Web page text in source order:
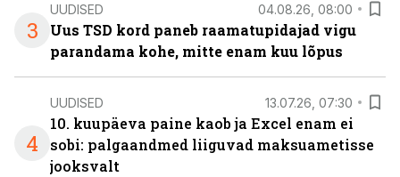
3
UUDISED 04.08.26, 08:00
Uus TSD kord paneb raamatupidajad vigu
parandama kohe, mitte enam kuu lõpus
4
UUDISED 13.07.26, 07:30
10. kuupäeva paine kaob ja Excel enam ei
sobi: palgaandmed liiguvad maksuametisse
jooksvalt